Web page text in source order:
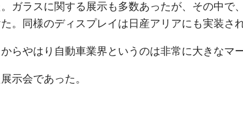
ガラスに関する展示も多数あったが、その中
。同様のディスプレイは日産アリアにも実装さ
らやはり自動車業界というのは非常に大きなマ
示会であった。